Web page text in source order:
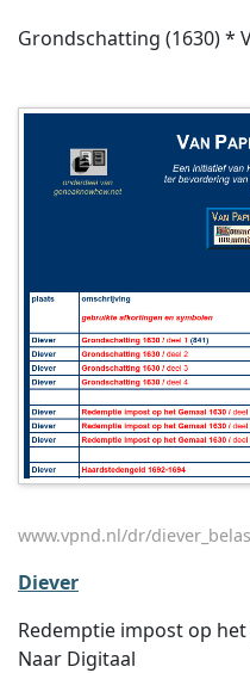
Grondschatting (1630) *
www.vpnd.nl/dr/
Diever
Redemptie impost op
Naar Digitaal